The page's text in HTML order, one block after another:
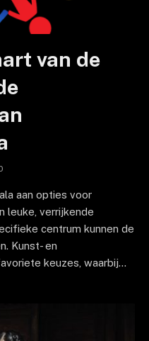
van de
aan opties voor
leuke, verrijkende
centrum kunnen de
Kunst- en
keuzes, waarbij…